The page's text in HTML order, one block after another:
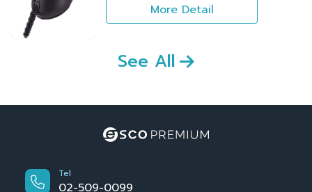
See All
More Detail
Tel
02-509-0099